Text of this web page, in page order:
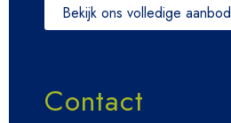
Bekijk ons volledige aanbod
Contact